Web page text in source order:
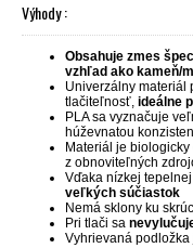
Výhody :
Obsahuje zmes
vzhľad ako kameň/
Univerzálny materiál
tlačiteľnosť, ideálne
PLA sa vyznačuje
húževnatou
Materiál je
z obnoviteľných
Vďaka nízkej
veľkých súčiastok
Nemá sklony ku
Pri tlači sa
Vyhrievaná